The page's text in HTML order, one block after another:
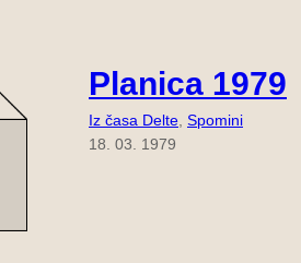
Planica 1979
Iz časa Delte Spomini
18. 03. 1979